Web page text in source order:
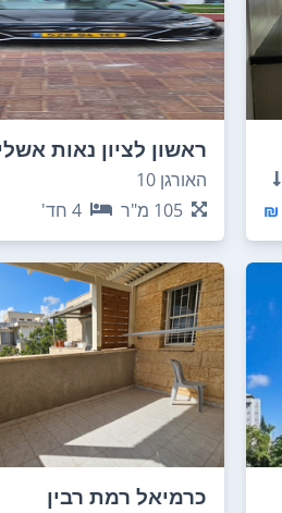
ראשון לציון נאות
האורגן 10
105 מ"ר 4חד'
כרמיאל רמת רבין